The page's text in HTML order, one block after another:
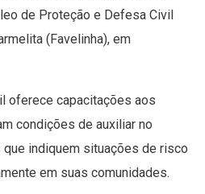
de Proteção e Defesa Civil
(Favelinha), em
oferece capacitações aos
condições de auxiliar no
indiquem situações de risco
em suas comunidades.